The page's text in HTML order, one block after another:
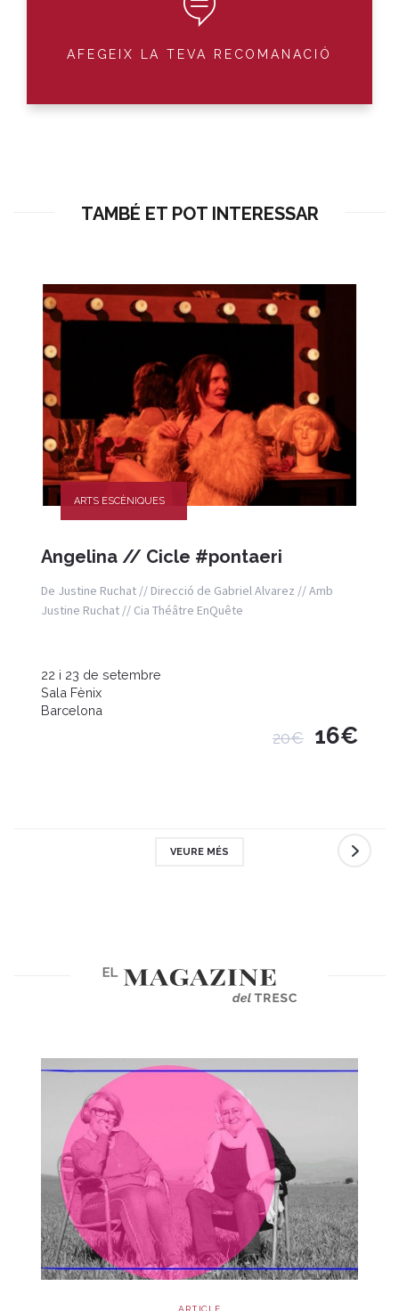
AFEGEIX LA TEVA RECOMANACIÓ
TAMBÉ ET POT INTERESSAR
ARTS ESCÈNIQUES
Angelina // Cicle #pontaeri
De Justine Ruchat // Direcció de Gabriel Alvarez // Amb
Justine Ruchat // Cia Théâtre EnQuête
22 i 23 de setembre
Sala Fènix
Barcelona
20€ 16€
VEURE MÉS
ARTICLE